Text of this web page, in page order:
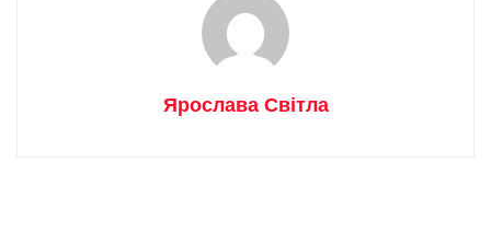
Ярослава Світла